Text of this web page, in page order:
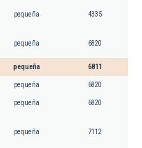
pequeña 4335
pequeña 6820
pequeña 6811
pequeña 6820
pequeña 6820
pequeña 7112